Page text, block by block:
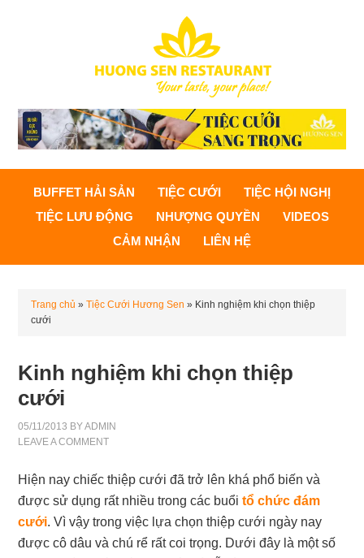
BUFFET HẢI SẢN TIỆC CƯỚI
TIỆC HỘI NGHỊ
TIỆC LƯU ĐỘNG
NHƯỢNG QUYỀN
VIDEOS
CẢM NHẬN
LIÊN HỆ
Trang chủ »Tiệc Cưới Hương Sen » Kinh nghiệm khi chọn thiệp
cưới
Kinh nghiệm khi chọn thiệp
cưới
05/11/2013 BYADMIN
LEAVE A COMMENT
Hiện nay chiếc thiệp cưới đã trở lên khá phổ biến và
được sử dụng rất nhiều trong các buổitổ chức đám
cưới. Vì vậy trong việc lựa chọn thiệp cưới ngày nay
được cô dâu và chú rể rất coi trọng. Dưới đây là một số